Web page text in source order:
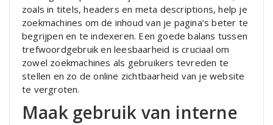
zoals in titels, headers en meta descriptions, help je
zoekmachines om de inhoud van je pagina’s beter te
begrijpen en te indexeren. Een goede balans tussen
trefwoordgebruik en leesbaarheid is cruciaal om
zowel zoekmachines als gebruikers tevreden te
stellen en zo de online zichtbaarheid van je website
te vergroten.
Maak gebruik van interne